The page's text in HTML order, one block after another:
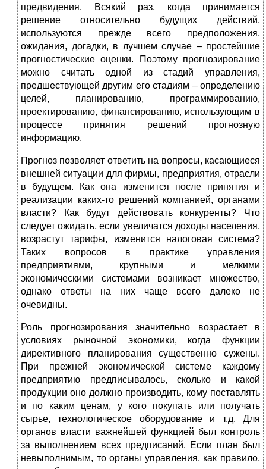
предвидения. Всякий раз, когда принимается
решение относительно будущих действий,
используются прежде всего предположения,
ожидания, догадки, в лучшем случае – простейшие
прогностические оценки. Поэтому прогнозирование
можно считать одной из стадий управления,
предшествующей другим его стадиям – определению
целей, планированию, программированию,
проектированию, финансированию, использующим в
процессе принятия решений прогнозную
информацию.
Прогноз позволяет ответить на вопросы, касающиеся
внешней ситуации для фирмы, предприятия, отрасли
в будущем. Как она изменится после принятия и
реализации каких-то решений компанией, органами
власти? Как будут действовать конкуренты? Что
следует ожидать, если увеличатся доходы населения,
возрастут тарифы, изменится налоговая система?
Таких вопросов в практике управления
предприятиями, крупными и мелкими
экономическими системами возникает множество,
однако ответы на них чаще всего далеко не
очевидны.
Роль прогнозирования значительно возрастает в
условиях рыночной экономики, когда функции
директивного планирования существенно сужены.
При прежней экономической системе каждому
предприятию предписывалось, сколько и какой
продукции оно должно производить, кому поставлять
и по каким ценам, у кого покупать или получать
сырье, технологическое оборудование и т.д. Для
органов власти важнейшей функцией был контроль
за выполнением всех предписаний. Если план был
невыполнимым, то органы управления, как правило,